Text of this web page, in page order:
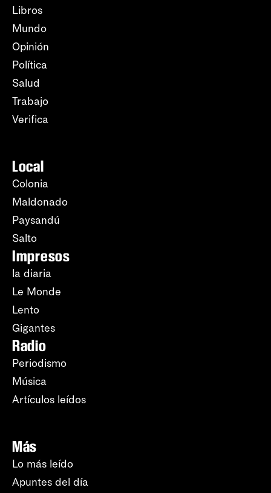
Libros
Mundo
Opinión
Política
Salud
Trabajo
Verifica
Local
Colonia
Maldonado
Paysandú
Salto
Impresos
la diaria
Le Monde
Lento
Gigantes
Radio
Periodismo
Música
Artículos leídos
Más
Lo más leído
Apuntes del día